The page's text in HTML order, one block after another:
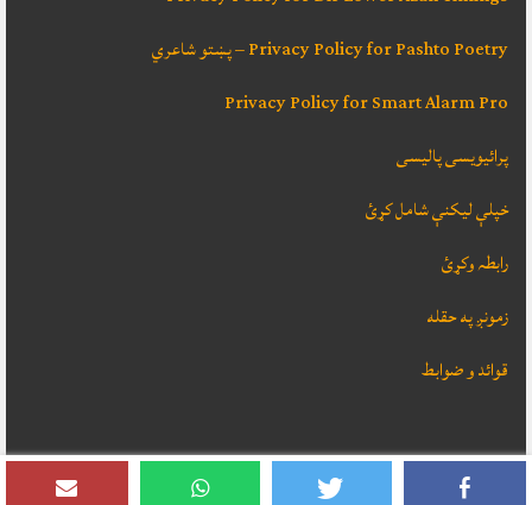
Privacy Policy for Pashto Poetry – پښتو شاعري
Privacy Policy for Smart Alarm Pro
پرائیویسی پالیسی
خپلې ليکنې شامل کړئ
رابطہ وکړئ
زمونږ په حقله
قوائد و ضوابط
دا ويب سائټ SADEEQ HASSASډيزائن کړے ، که تاسو ته ضرورت وي نو رابطه